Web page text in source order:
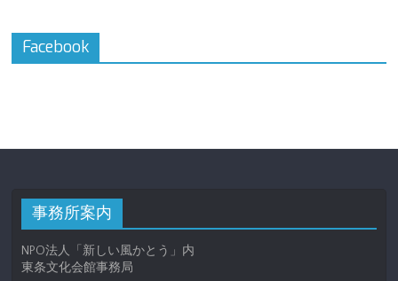
Facebook
事務所案内
NPO法人「新しい風かとう」内
東条文化会館事務局